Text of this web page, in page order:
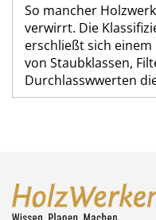
So mancher
verwirrt. Die
erschließt sich
von Staubklassen,
Durchlasswwerten